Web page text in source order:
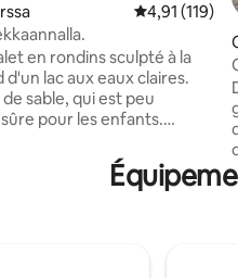
Évaluation
4,91 (119)
en rondins sculpté à la
d'un lac aux eaux claires.
sable, qui est peu
pour les enfants.
électrique et d'une